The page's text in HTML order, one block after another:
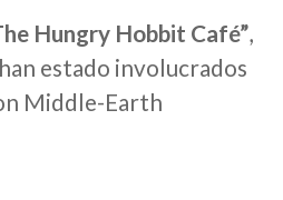
Hungry Hobbit Café”,
estado involucrados
Middle-Earth